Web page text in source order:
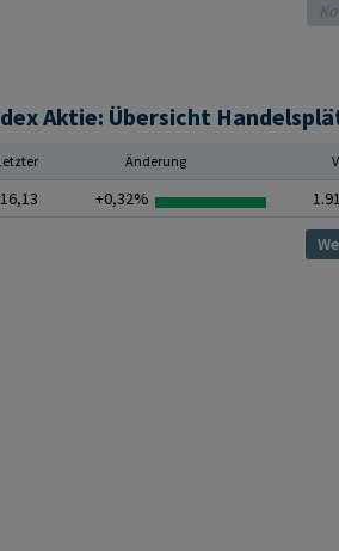
Aktie: Übersicht
Änderung
+0,32%